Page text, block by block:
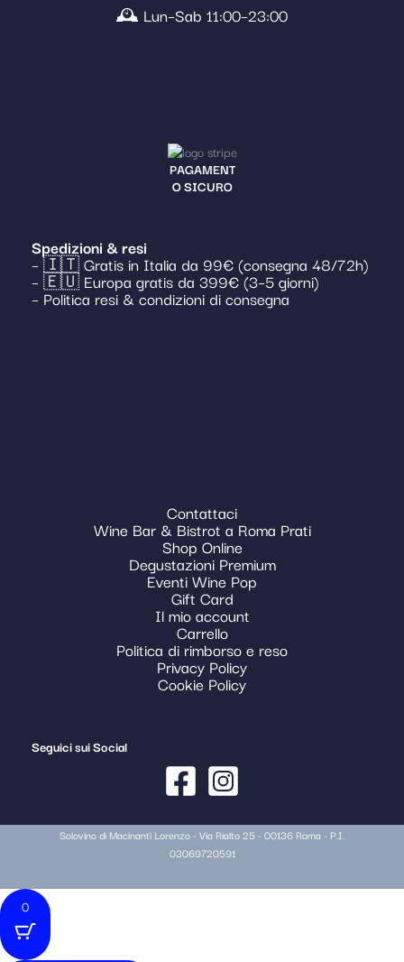
🕰️ Lun–Sab 11:00–23:00
PAGAMENT
O SICURO
Spedizioni & resi
– 🇮🇹 Gratis in Italia da 99€ (consegna 48/72h)
– 🇪🇺 Europa gratis da 399€ (3–5 giorni)
– Politica resi & condizioni di consegna
Contattaci
Wine Bar & Bistrot a Roma Prati
Shop Online
Degustazioni Premium
Eventi Wine Pop
Gift Card
Il mio account
Carrello
Politica di rimborso e reso
Privacy Policy
Cookie Policy
Seguici sui Social
Solovino di Macinanti Lorenzo - Via Rialto 25 - 00136 Roma - P.I.
03069720591
0